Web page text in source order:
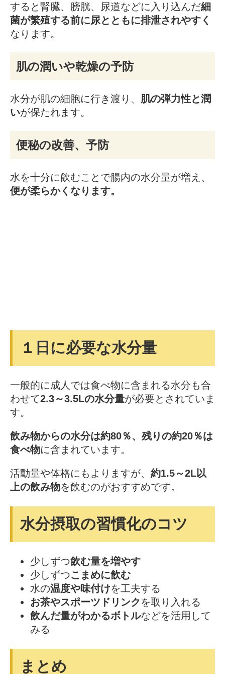
すると腎臓、膀胱、尿道などに入り込んだ細
菌が繁殖する前に尿とともに排泄されやすく
なります。
肌の潤いや乾燥の予防
水分が肌の細胞に行き渡り、 肌の弾力性と潤
いが保たれます。
便秘の改善、予防
水を十分に飲むことで腸内の水分量が増え、
便が柔らかくなります。
１日に必要な水分量
一般的に成人では食べ物に含まれる水分も合
わせて2.3～3.5Lの水分量が必要とされていま
す。
飲み物からの水分は約80％、残りの約20％は
食べ物に含まれています。
活動量や体格にもよりますが、 約1.5～2L以
上の飲み物を飲むのがおすすめです。
水分摂取の習慣化のコツ
少しずつ飲む量を増やす
少しずつこまめに飲む
水の温度や味付けを工夫する
お茶やスポーツドリンクを取り入れる
飲んだ量がわかるボトルなどを活用して
みる
まとめ